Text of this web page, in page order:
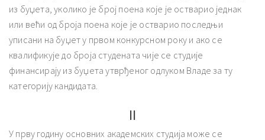
из буџета, уколико је број поена које је остварио једнак
или већи од броја поена које је остварио последњи
уписани на буџет у првом конкурсном року и ако се
квалификује до броја студената чије се студије
финансирају из буџета утврђеног одлуком Владе за ту
категорију кандидата.
II
У прву годину основних академских студија може се